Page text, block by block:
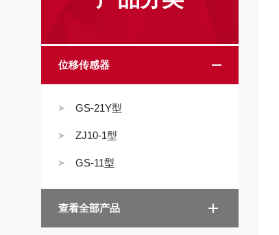
位移传感器
GS-21Y型
ZJ10-1型
GS-11型
查看全部产品